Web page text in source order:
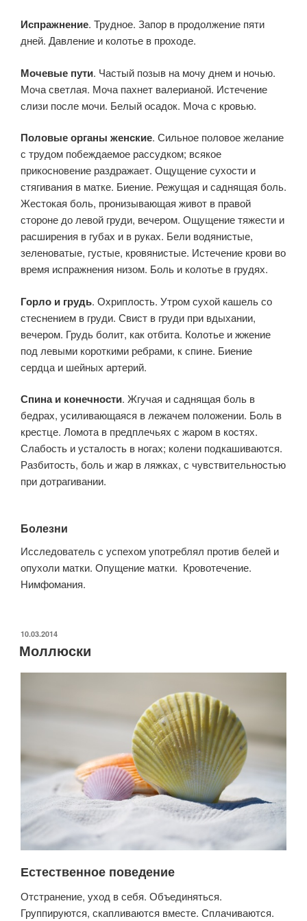
Испражнение. Трудное. Запор в продолжение пяти
дней. Давление и колотье в проходе.
Мочевые пути. Частый позыв на мочу днем и ночью.
Моча светлая. Моча пахнет валерианой. Истечение
слизи после мочи. Белый осадок. Моча с кровью.
Половые органы женские. Сильное половое желание
с трудом побеждаемое рассудком; всякое
прикосновение раздражает. Ощущение сухости и
стягивания в матке. Биение. Режущая и саднящая боль.
Жестокая боль, пронизывающая живот в правой
стороне до левой груди, вечером. Ощущение тяжести и
расширения в губах и в руках. Бели водянистые,
зеленоватые, густые, кровянистые. Истечение крови во
время испражнения низом. Боль и колотье в грудях.
Горло и грудь. Охриплость. Утром сухой кашель со
стеснением в груди. Свист в груди при вдыхании,
вечером. Грудь болит, как отбита. Колотье и жжение
под левыми короткими ребрами, к спине. Биение
сердца и шейных артерий.
Спина и конечности. Жгучая и саднящая боль в
бедрах, усиливающаяся в лежачем положении. Боль в
крестце. Ломота в предплечьях с жаром в костях.
Слабость и усталость в ногах; колени подкашиваются.
Разбитость, боль и жар в ляжках, с чувствительностью
при дотрагивании.
Болезни
Исследователь с успехом употреблял против белей и
опухоли матки. Опущение матки. Кровотечение.
Нимфомания.
ОПУБЛИКОВАНО
10.03.2014
Моллюски
Естественное поведение
Отстранение, уход в себя. Объединяться.
Группируются, скапливаются вместе. Сплачиваются.